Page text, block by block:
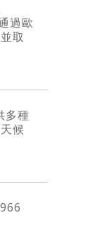
過歐
取
多種
候